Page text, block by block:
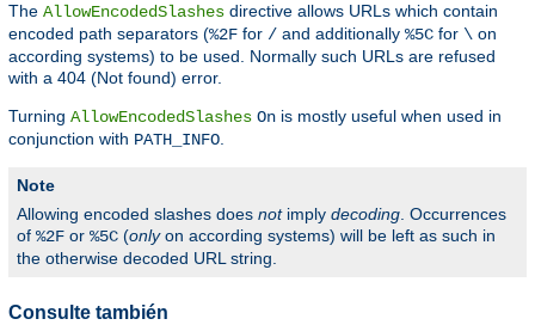
The AllowEncodedSlashes directive allows URLs which contain
encoded path separators (%2F for / and additionally %5C for \ on
according systems) to be used. Normally such URLs are refused
with a 404 (Not found) error.
Turning AllowEncodedSlashes On is mostly useful when used in
conjunction with PATH_INFO.
Note
Allowing encoded slashes does notimply decoding. Occurrences
of %2F or %5C (onlyon according systems) will be left as such in
the otherwise decoded URL string.
Consulte también